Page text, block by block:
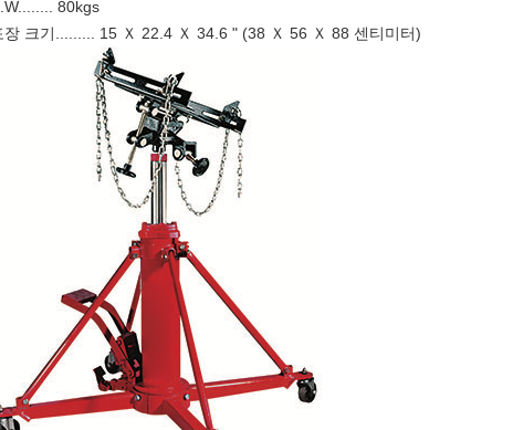
80kgs
장 크기......... 15 Ｘ 22.4 Ｘ 34.6 " (38 Ｘ 56 Ｘ 88 센티미터)